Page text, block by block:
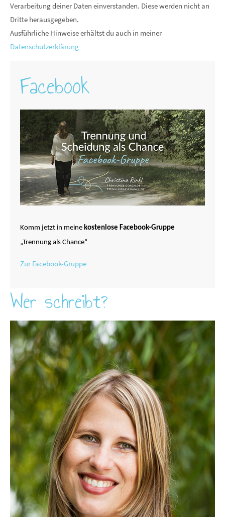
Verarbeitung deiner Daten einverstanden. Diese werden nicht an
Dritte herausgegeben.
Ausführliche Hinweise erhältst du auch in meiner
Datenschutzerklärung
Facebook
Komm jetzt in meine kostenlose Facebook-Gruppe
„Trennung als Chance“
Zur Facebook-Gruppe
Wer schreibt?